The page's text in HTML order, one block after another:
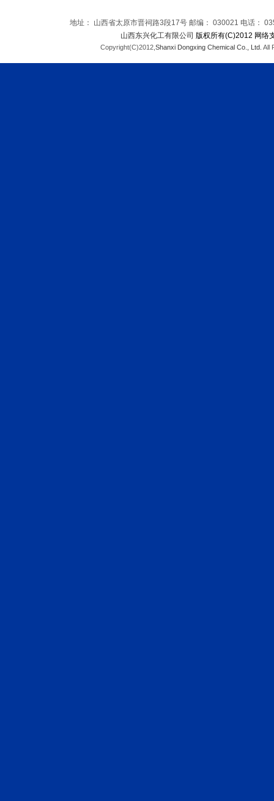
地址： 山西省太原市晋祠路3段17号 邮编： 030021 电话：
山西东兴化工有限公司 版权所有(C)2012 网络
Copyright(C)2012, Shanxi Dongxing Chemical Co., Ltd. All